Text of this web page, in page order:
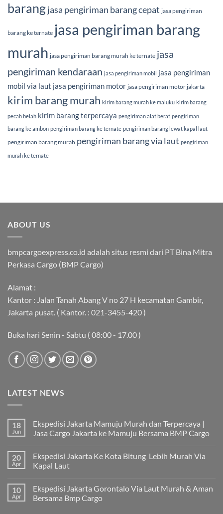
barangjasa pengiriman barang cepat jasa pengiriman
barang ke ternate jasa pengiriman barang
murah jasa pengiriman barang murah ke ternate jasa
pengiriman kendaraan jasa pengiriman mobil
jasa pengiriman
mobil via laut jasa pengiriman motor jasa pengiriman motor jakarta
kirim barang murah kirim barang murah ke maluku kirim barang
pecah belah kirim barang terpercaya pengiriman alat berat pengiriman
barang ke ambon pengiriman barang ke ternate pengiriman barang lewat kapal laut
pengiriman barang murah pengiriman barang via laut pengiriman
murah ke ternate
ABOUT US
bmpcargoexpress.co.id adalah situs resmi dari PT Bina Mitra
Perkasa Cargo (BMP Cargo)
Alamat :
Kantor : Jalan Tanah Abang V no 27 H kecamatan Gambir,
Jakarta pusat. ( Kantor. : 021-3455-420 )
Buka hari Senin - Sabtu ( 08:00 - 17.00 )
LATEST NEWS
18
Jun
Ekspedisi Jakarta Mamuju Murah dan Terpercaya |
Jasa Cargo Jakarta ke Mamuju Bersama BMP Cargo
komentar
pada
Ekspedisi
Murah
dan
Terpercaya
20
Apr
Ekspedisi Jakarta Ke Kota Bitung Lebih Murah Via
Kapal Laut
komentar
pada
Ekspedisi
10
Apr
Ekspedisi Jakarta Gorontalo Via Laut Murah & Aman
Bersama Bmp Cargo